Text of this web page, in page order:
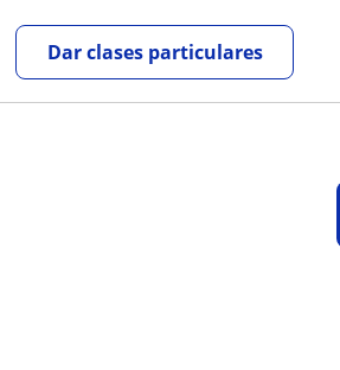
Dar clases particulares